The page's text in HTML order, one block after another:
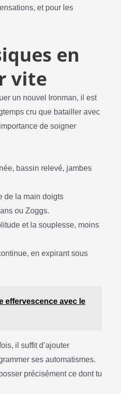
et pour les
en
vite
un nouvel Ironman, il est
cru que batailler avec
de soigner
bassin relevé, jambes
de la main doigts
ou Zoggs.
et la souplesse, moins
en expirant sous
effervescence avec le
il suffit d’ajouter
ses automatismes.
précisément ce dont tu